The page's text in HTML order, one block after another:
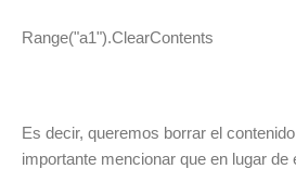
Range("a1").ClearContents
Es decir, queremos borrar el
importante mencionar que en lugar de